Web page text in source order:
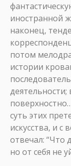
иностранной
наконец,
потом
истории
деятельности;
суть этих
искусства, и
отвечал: “Что
но от себя не